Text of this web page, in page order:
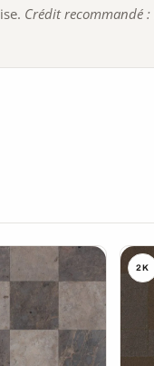
Crédit recommandé :
2K